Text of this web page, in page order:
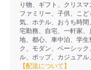
り物、ギフト、クリスマ
ファミリー、子供、こ
気、ホテル、おうち時
宅勤務、自宅、一軒家
地、都心、車中泊、学
ク、モダン、ベーシッ
ル、ポップ、カジュア
【配送について】